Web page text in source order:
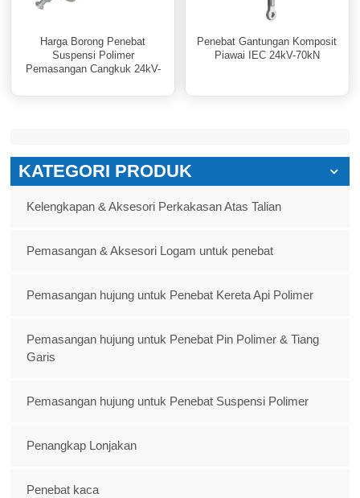
Harga Borong Penebat
Suspensi Polimer
Pemasangan Cangkuk 24kV-
Penebat Gantungan Komposit
Piawai IEC 24kV-70kN
KATEGORI PRODUK
Kelengkapan & Aksesori Perkakasan Atas Talian
Pemasangan & Aksesori Logam untuk penebat
Pemasangan hujung untuk Penebat Kereta Api Polimer
Pemasangan hujung untuk Penebat Pin Polimer & Tiang
Garis
Pemasangan hujung untuk Penebat Suspensi Polimer
Penangkap Lonjakan
Penebat kaca